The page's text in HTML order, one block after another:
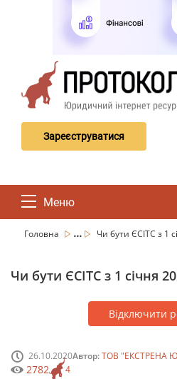
Зареєструватися
Меню
Головна ... Чи бути ЄСІТС з 1
Чи бути ЄСІТС з 1 січня
Відключити
26.10.2020Автор:ТОВ "ЕКСТРЕНА
4
2782